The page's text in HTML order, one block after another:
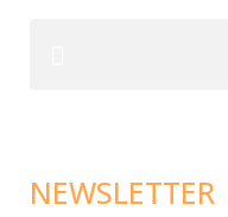
NEWSLETTER